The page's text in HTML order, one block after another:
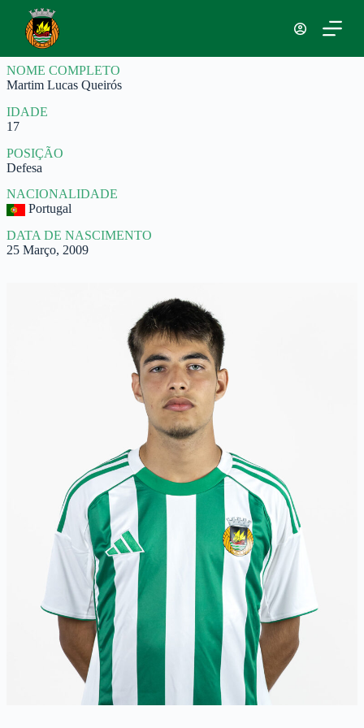
a
r
p
r
a
o
c
o
n
t
e
ú
d
NOME COMPLETO
Martim Lucas Queirós
IDADE
17
POSIÇÃO
Defesa
NACIONALIDADE
Portugal
DATA DE NASCIMENTO
25 Março, 2009